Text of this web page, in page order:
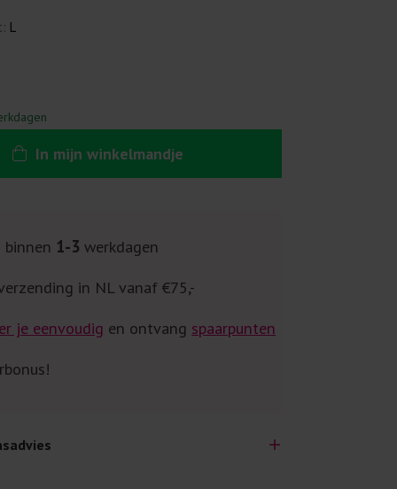
L
In mijn winkelmandje
binnen 1-3werkdagen
in NL vanaf €75,-
je eenvoudig en ontvang spaarpunten